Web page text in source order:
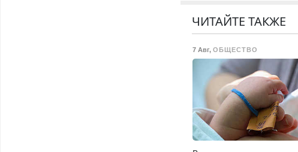
Недорого.
ЧИТАЙТЕ ТАКЖЕ
7 Авг,ОБЩЕСТВО